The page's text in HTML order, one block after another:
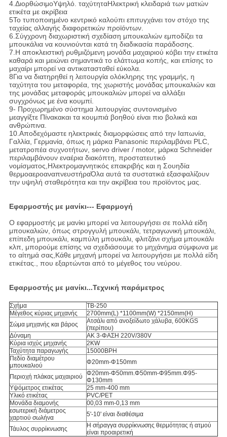
4.ΔιορθώσιμοΥψηλό. ταχύτηταΗλεκτρική κλειδαριά των ματιών
ετικέτα με ακρίβεια
5Το τυποποιημένο κεντρικό καλούπι επιτυγχάνει τον στόχο της
ταχείας αλλαγής διαφορετικών προϊόντων.
6.Σύγχρονη διαχωριστική σχεδίαση μπουκαλιών εμποδίζει τα
μπουκάλια να κουνιούνται κατά τη διαδικασία παράδοσης.
7.Η αποκλειστική ρυθμιζόμενη μονάδα μαχαιριού κόβει την ετικέτα
καθαρά και μειώνει σημαντικά το ελάττωμα κοπής, και επίσης το
μαχαίρι μπορεί να αντικατασταθεί εύκολα.
8Για να διατηρηθεί η λειτουργία ολόκληρης της γραμμής, η
ταχύτητα του μεταφορέα, της χωριστής μονάδας μπουκαλιών και
της μονάδας μεταφοράς μπουκαλιών μπορεί να αλλάξει
συγχρόνως με ένα κουμπί.
9- Προχωρημένο σύστημα λειτουργίας συντονισμένο
μεαγγίξτε Πίνακακαι τα κουμπιά βοηθού είναι πιο βολικά και
ανθρώπινα.
10.Αποδεχόμαστε ηλεκτρικές διαμορφώσεις από την Ιαπωνία,
Γαλλία, Γερμανία, όπως η μάρκα Panasonic περιλαμβάνει PLC,
μετατροπέα συχνοτήτων, servo driver / motor, μάρκα Schneider
περιλαμβάνουν εναέρια διακόπτη, προστατευτικό
νομίσματος,Ηλεκτρομαγνητικός επακριβής και η Σουηδία
θερμοαεροαναπνευστήραΌλα αυτά τα συστατικά εξασφαλίζουν
την υψηλή σταθερότητα και την ακρίβεια του προϊόντος μας.
Εφαρμοστής με μανίκι--- Εφαρμογή
Ο εφαρμοστής με μανίκι μπορεί να λειτουργήσει σε πολλά είδη
μπουκαλιών, όπως στρογγυλή μπουκάλι, τετραγωνική μπουκάλι,
επίπεδη μπουκάλι, καμπύλη μπουκάλι, φλιτζάνι σχήμα μπουκάλι
κλπ, μπορούμε επίσης να σχεδιάσουμε το μηχάνημα σύμφωνα με
το αίτημά σας,Κάθε μηχανή μπορεί να λειτουργήσει με πολλά είδη
ετικέτας., που εξαρτώνται από το μέγεθος του νεύρου.
Εφαρμοστής με μανίκι...Τεχνική παράμετρος
Σχήμα
TB-250
Μέγεθος κύριας μηχανής
2700mm(L) *1100mm(W) *2150mm(H)
Σώμα μηχανής και βάρος
Ατσάλι από ανοξείδωτο χάλυβα, 600KGS
(περίπου)
Δύναμη
ΑΚ 3-ΦΑΣΗ 220V/380V
Κύρια ισχύς μηχανής
2KW
Ταχύτητα παραγωγής
15000BPH
Πεδίο διαμέτρου
μπουκαλιού
Φ20mm-Φ150mm
Περιοχή πλάκας μαχαιριού
Φ20mm-Φ50mm.Φ50mm-Φ95mm.Φ95-
Φ130mm
Υψόμετρος ετικέτας
25 mm-400 mm
Υλικό ετικέτας
PVC/PET
Μονάδα διαμονής
00,03 mm-0,13 mm
εσωτερική διάμετρος
χαρτιού σωλήνα
5'-10' είναι διαθέσιμα
Τάυλος συρρίκνωσης
Η σήραγγα συρρίκνωσης θερμότητας ή ατμού
είναι προαιρετική